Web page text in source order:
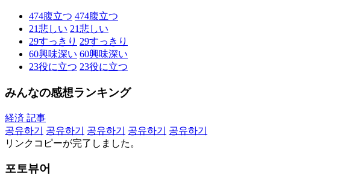
474腹立つ 474腹立つ
21悲しい 21悲しい
29すっきり 29すっきり
60興味深い 60興味深い
23役に立つ 23役に立つ
みんなの感想ランキング
経済 記事
공유하기
공유하기 공유하기 공유하기
공유하기
リンクコピーが完了しました。
포토뷰어